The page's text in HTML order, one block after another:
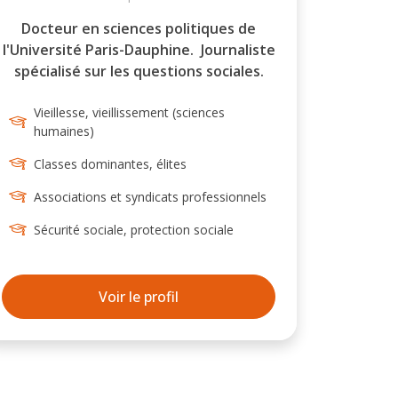
charge de la mise en oeuvre des
politiques publiques et aux usager-
ères.
Docteur en sciences politiques de
l'Université Paris-Dauphine. Journaliste
spécialisé sur les questions sociales.
Vieillesse, vieillissement (sciences
humaines)
Classes dominantes, élites
Associations et syndicats professionnels
Sécurité sociale, protection sociale
Voir le profil